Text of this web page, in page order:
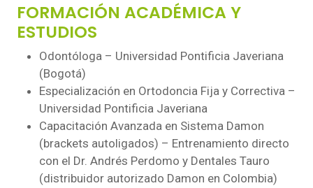
FORMACIÓN ACADÉMICA Y
ESTUDIOS
Odontóloga – Universidad Pontificia Javeriana
(Bogotá)
Especialización en Ortodoncia Fija y Correctiva –
Universidad Pontificia Javeriana
Capacitación Avanzada en Sistema Damon
(brackets autoligados) – Entrenamiento directo
con el Dr. Andrés Perdomo y Dentales Tauro
(distribuidor autorizado Damon en Colombia)